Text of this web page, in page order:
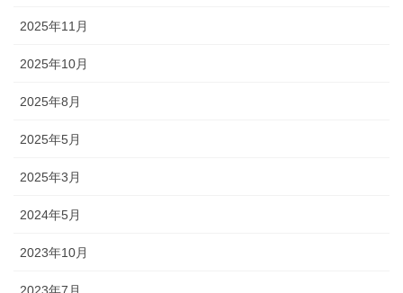
2025年11月
2025年10月
2025年8月
2025年5月
2025年3月
2024年5月
2023年10月
2023年7月